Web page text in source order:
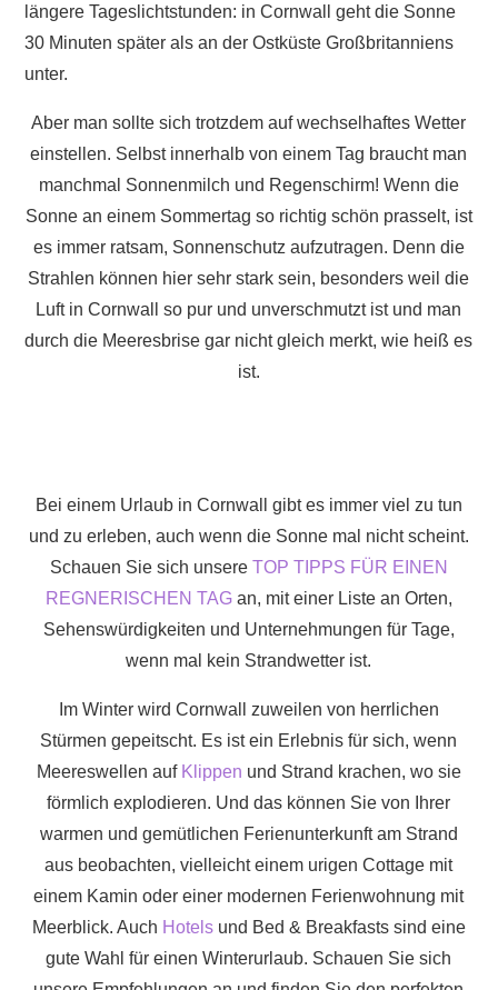
längere Tageslichtstunden: in Cornwall geht die Sonne
30 Minuten später als an der Ostküste Großbritanniens
unter.
Aber man sollte sich trotzdem auf wechselhaftes Wetter
einstellen. Selbst innerhalb von einem Tag braucht man
manchmal Sonnenmilch und Regenschirm! Wenn die
Sonne an einem Sommertag so richtig schön prasselt, ist
es immer ratsam, Sonnenschutz aufzutragen. Denn die
Strahlen können hier sehr stark sein, besonders weil die
Luft in Cornwall so pur und unverschmutzt ist und man
durch die Meeresbrise gar nicht gleich merkt, wie heiß es
ist.
Bei einem Urlaub in Cornwall gibt es immer viel zu tun
und zu erleben, auch wenn die Sonne mal nicht scheint.
Schauen Sie sich unsere TOP TIPPS FÜR EINEN
REGNERISCHEN TAGan, mit einer Liste an Orten,
Sehenswürdigkeiten und Unternehmungen für Tage,
wenn mal kein Strandwetter ist.
Im Winter wird Cornwall zuweilen von herrlichen
Stürmen gepeitscht. Es ist ein Erlebnis für sich, wenn
Meereswellen auf Klippen und Strand krachen, wo sie
förmlich explodieren. Und das können Sie von Ihrer
warmen und gemütlichen Ferienunterkunft am Strand
aus beobachten, vielleicht einem urigen Cottage mit
einem Kamin oder einer modernen Ferienwohnung mit
Meerblick. Auch Hotels und Bed & Breakfasts sind eine
gute Wahl für einen Winterurlaub. Schauen Sie sich